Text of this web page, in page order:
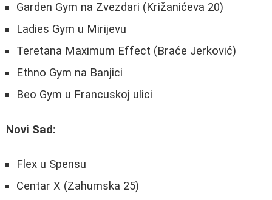
Garden Gym na Zvezdari (Križanićeva 20)
Ladies Gym u Mirijevu
Teretana Maximum Effect (Braće Jerković)
Ethno Gym na Banjici
Beo Gym u Francuskoj ulici
Novi Sad:
Flex u Spensu
Centar X (Zahumska 25)